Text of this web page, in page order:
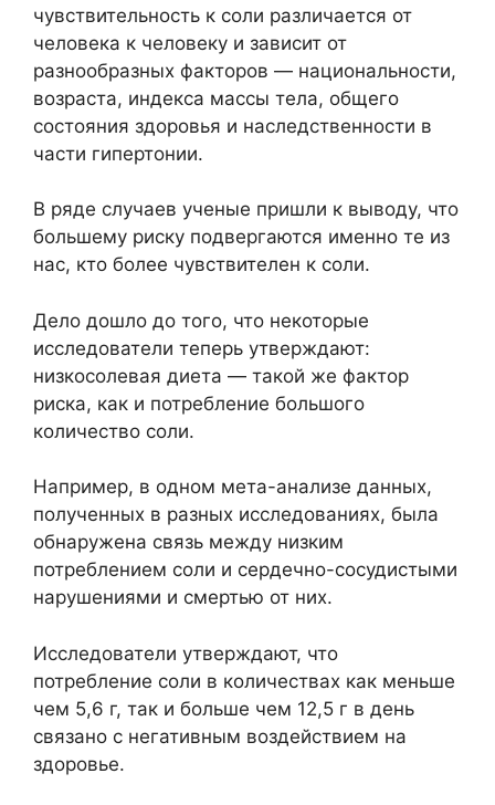
чувствительность к соли различается от
человека к человеку и зависит от
разнообразных факторов — национальности,
возраста, индекса массы тела, общего
состояния здоровья и наследственности в
части гипертонии.
В ряде случаев ученые пришли к выводу, что
большему риску подвергаются именно те из
нас, кто более чувствителен к соли.
Дело дошло до того, что некоторые
исследователи теперь утверждают:
низкосолевая диета — такой же фактор
риска, как и потребление большого
количество соли.
Например, в одном мета-анализе данных,
полученных в разных исследованиях, была
обнаружена связь между низким
потреблением соли и сердечно-сосудистыми
нарушениями и смертью от них.
Исследователи утверждают, что
потребление соли в количествах как меньше
чем 5,6 г, так и больше чем 12,5 г в день
связано с негативным воздействием на
здоровье.